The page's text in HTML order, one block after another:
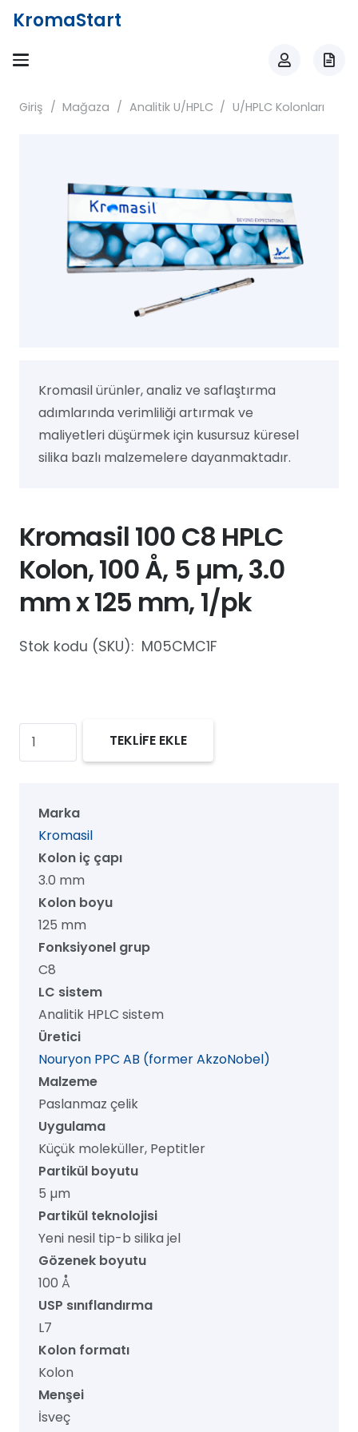
KromaStart
Giriş / Mağaza / Analitik U/HPLC / U/HPLC Kolonları
Kromasil ürünler, analiz ve saflaştırma
adımlarında verimliliği artırmak ve
maliyetleri düşürmek için kusursuz küresel
silika bazlı malzemelere dayanmaktadır.
Kromasil 100 C8 HPLC
Kolon, 100 Å, 5 µm, 3.0
mm x 125 mm, 1/pk
Stok kodu (SKU): M05CMC1F
Kromasil
100
Kolon,
µm,
mm
mm,
1/pk
adet
TEKLİFE EKLE
Marka
Kromasil
Kolon iç çapı
3.0 mm
Kolon boyu
125 mm
Fonksiyonel grup
C8
LC sistem
Analitik HPLC sistem
Üretici
Nouryon PPC AB (former AkzoNobel)
Malzeme
Paslanmaz çelik
Uygulama
Küçük moleküller, Peptitler
Partikül boyutu
5 µm
Partikül teknolojisi
Yeni nesil tip-b silika jel
Gözenek boyutu
100 Å
USP sınıflandırma
L7
Kolon formatı
Kolon
Menşei
İsveç